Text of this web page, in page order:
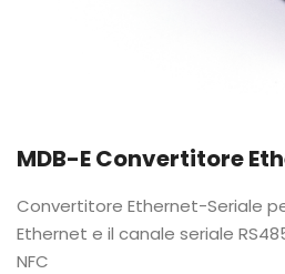
MDB-E Convertitore
Convertitore Ethernet-Seriale
Ethernet e il canale seriale
NFC